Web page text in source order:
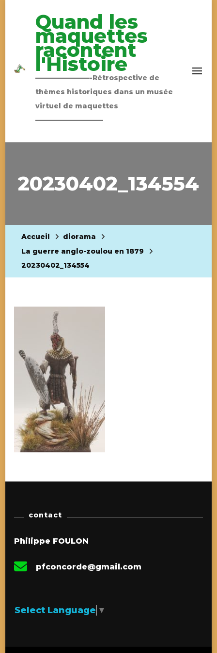
Quand les
maquettes
racontent
l'Histoire
————————-Rétrospective de
thèmes historiques dans un musée
virtuel de maquettes
——————————
20230402_134554
Accueil
diorama
La guerre anglo-zoulou en 1879
20230402_134554
contact
Philippe FOULON
pfconcorde@gmail.com
Select Language ▼